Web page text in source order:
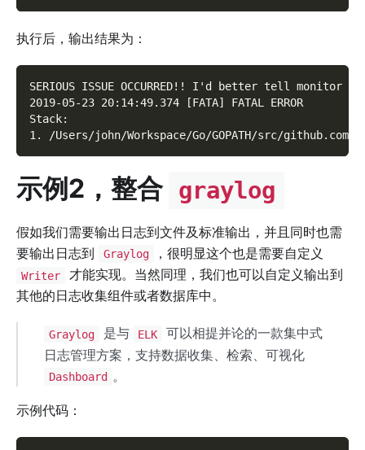
执行后，输出结果为：
SERIOUS ISSUE OCCURRED!! I'd better tell
2019-05-23 20:14:49.374 [FATA] FATAL ERROR
Stack:
1. /Users/john/Workspace/Go/GOPATH/src/
示例2，整合 graylog
假如我们需要输出日志到文件及标准输出，并且同时也需
要输出日志到
Graylog ，很明显这个也是需要自定义
Writer
才能实现。当然同理，我们也可以自定义输出到
其他的日志收集组件或者数据库中。
Graylog 是与 ELK
可以相提并论的一款集中式
日志管理方案，支持数据收集、检索、可视化
Dashboard 。
示例代码：